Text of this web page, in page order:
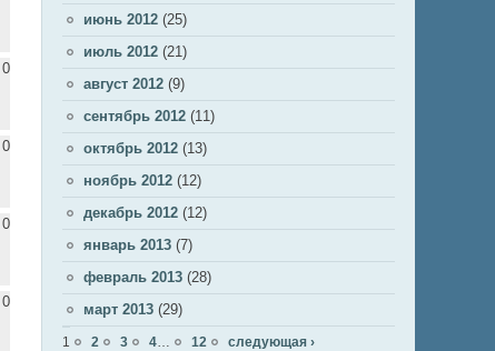
0
0
0
0
июнь 2012 (25)
июль 2012 (21)
август 2012 (9)
сентябрь 2012 (11)
октябрь 2012 (13)
ноябрь 2012 (12)
декабрь 2012 (12)
январь 2013 (7)
февраль 2013 (28)
март 2013 (29)
Страницы
1 2 3 4 12 следующая ›